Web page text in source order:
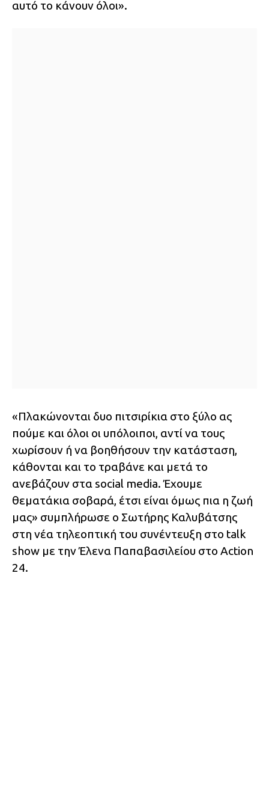
αυτό το κάνουν όλοι».
«Πλακώνονται δυο πιτσιρίκια στο ξύλο ας
πούμε και όλοι οι υπόλοιποι, αντί να τους
χωρίσουν ή να βοηθήσουν την κατάσταση,
κάθονται και το τραβάνε και μετά το
ανεβάζουν στα social media. Έχουμε
θεματάκια σοβαρά, έτσι είναι όμως πια η ζωή
μας» συμπλήρωσε ο Σωτήρης Καλυβάτσης
στη νέα τηλεοπτική του συνέντευξη στο talk
show με την Έλενα Παπαβασιλείου στο Action
24.